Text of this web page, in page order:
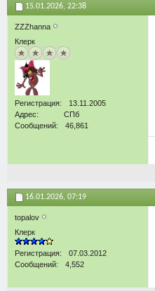
15.01.2026, 22:38
ZZZhanna
Клерк
Регистрация
13.11.2005
Адрес
СПб
Сообщений
46,861
16.01.2026, 07:19
topalov
Клерк
Регистрация
07.03.2012
Сообщений
4,552